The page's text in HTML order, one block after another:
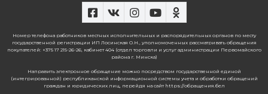
Номер телефона работников местных исполнительных и распорядительных органов по месту
государственной регистрации ИП Лосинская О.Н., уполномоченных рассматривать обращения
покупателей: +375 17 215-26-26, кабинет 404 (отдел торговли и услуг администрации Первомайского
района г. Минска)
Направить электронное обращение можно посредством государственной единой
(интегрированной) республиканской информационной системы учета и обработки обращений
граждан и юридических лиц, перейдя на сайт https://обращения.бел